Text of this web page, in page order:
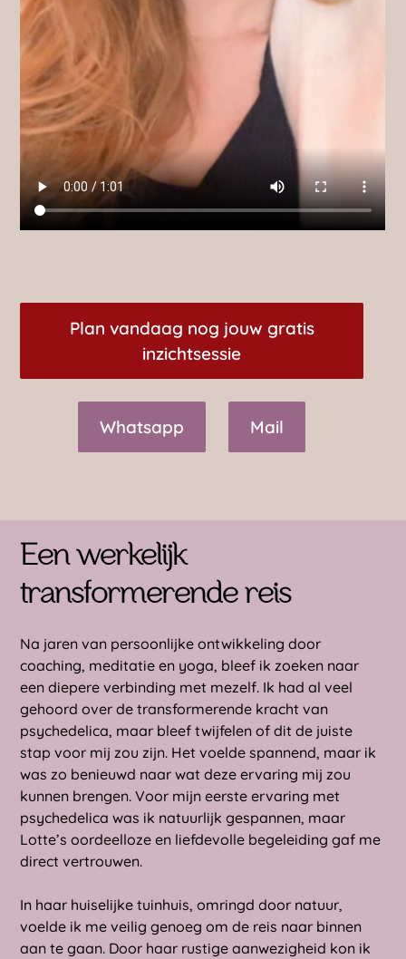
Plan vandaag nog jouw gratis
inzichtsessie
Whatsapp Mail
Een werkelijk
transformerende reis
Na jaren van persoonlijke ontwikkeling door
coaching, meditatie en yoga, bleef ik zoeken naar
een diepere verbinding met mezelf. Ik had al veel
gehoord over de transformerende kracht van
psychedelica, maar bleef twijfelen of dit de juiste
stap voor mij zou zijn. Het voelde spannend, maar ik
was zo benieuwd naar wat deze ervaring mij zou
kunnen brengen. Voor mijn eerste ervaring met
psychedelica was ik natuurlijk gespannen, maar
Lotte’s oordeelloze en liefdevolle begeleiding gaf me
direct vertrouwen.
In haar huiselijke tuinhuis, omringd door natuur,
voelde ik me veilig genoeg om de reis naar binnen
aan te gaan. Door haar rustige aanwezigheid kon ik